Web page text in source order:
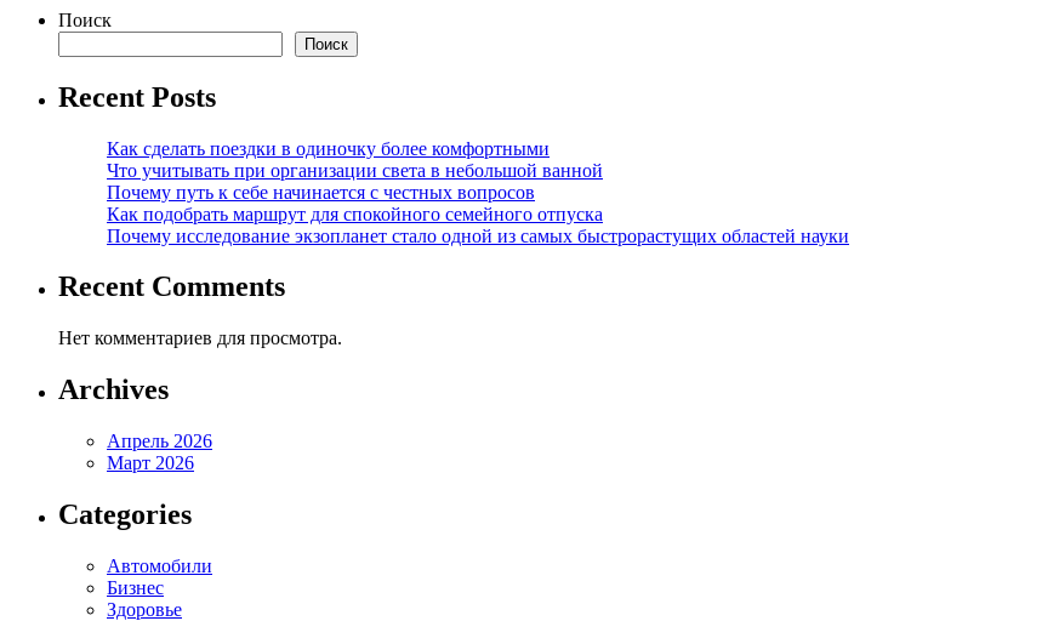
Поиск
Поиск
Recent Posts
Как сделать поездки в одиночку более комфортными
Что учитывать при организации света в небольшой ванной
Почему путь к себе начинается с честных вопросов
Как подобрать маршрут для спокойного семейного отпуска
Почему исследование экзопланет стало одной из самых быстрорастущих областей науки
Recent Comments
Нет комментариев для просмотра.
Archives
Апрель 2026
Март 2026
Categories
Автомобили
Бизнес
Здоровье